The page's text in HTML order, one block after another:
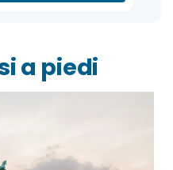
a piedi